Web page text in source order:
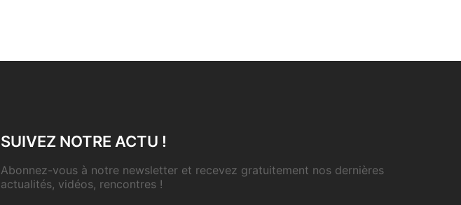
SUIVEZ NOTRE ACTU !
Abonnez-vous à notre newsletter et recevez gratuitement nos dernières
actualités, vidéos, rencontres !